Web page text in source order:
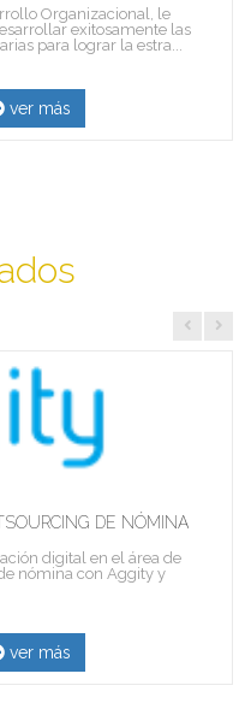
Organizacional, le
exitosamente las
para lograr la estra...
ver más
DE NÓMINA
digital en el área de
nómina con Aggity y
ver más